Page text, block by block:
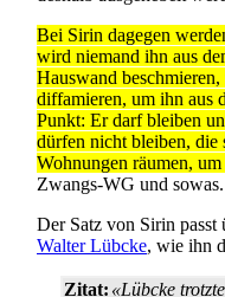
Bei Sirin dagegen
wird niemand ihn aus
Hauswand
diffamieren, um ihn aus
Punkt: Er darf bleiben
dürfen nicht bleiben, die
Wohnungen räumen,
Zwangs-WG und sowas.
Der Satz von Sirin passt
Walter Lübcke, wie ihn
Zitat: «Lübcke